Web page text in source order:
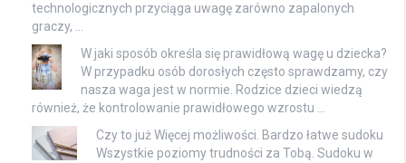
technologicznych przyciąga uwagę zarówno zapalonych
graczy, …
W jaki sposób określa się prawidłową wagę u dziecka?
W przypadku osób dorosłych często sprawdzamy, czy
nasza waga jest w normie. Rodzice dzieci wiedzą
również, że kontrolowanie prawidłowego wzrostu …
Czy to już Więcej możliwości. Bardzo łatwe sudoku
Wszystkie poziomy trudności za Tobą. Sudoku w